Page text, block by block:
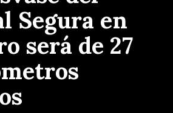
Segura en
será de 27